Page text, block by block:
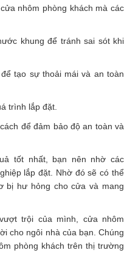
nhôm phòng khách mà các
khung để tránh sai sót khi
tạo sự thoải mái và an toàn
trình lắp đặt.
để đảm bảo độ an toàn và
tốt nhất, bạn nên nhờ các
lắp đặt. Nhờ đó sẽ có thể
bị hư hỏng cho cửa và mang
trội của mình, cửa nhôm
cho ngôi nhà của bạn. Chúng
phòng khách trên thị trường